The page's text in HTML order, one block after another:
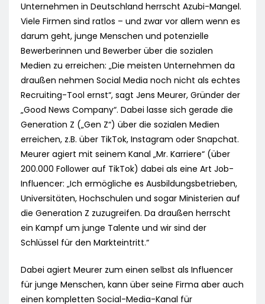
Unternehmen in Deutschland herrscht Azubi-Mangel.
Viele Firmen sind ratlos – und zwar vor allem wenn es
darum geht, junge Menschen und potenzielle
Bewerberinnen und Bewerber über die sozialen
Medien zu erreichen: „Die meisten Unternehmen da
draußen nehmen Social Media noch nicht als echtes
Recruiting-Tool ernst“, sagt Jens Meurer, Gründer der
„Good News Company“. Dabei lasse sich gerade die
Generation Z („Gen Z“) über die sozialen Medien
erreichen, z.B. über TikTok, Instagram oder Snapchat.
Meurer agiert mit seinem Kanal „Mr. Karriere“ (über
200.000 Follower auf TikTok) dabei als eine Art Job-
Influencer: „Ich ermögliche es Ausbildungsbetrieben,
Universitäten, Hochschulen und sogar Ministerien auf
die Generation Z zuzugreifen. Da draußen herrscht
ein Kampf um junge Talente und wir sind der
Schlüssel für den Markteintritt.“
Dabei agiert Meurer zum einen selbst als Influencer
für junge Menschen, kann über seine Firma aber auch
einen kompletten Social-Media-Kanal für